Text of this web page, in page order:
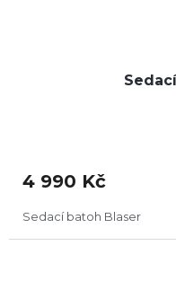
4 990 Kč
Sedací batoh Blaser